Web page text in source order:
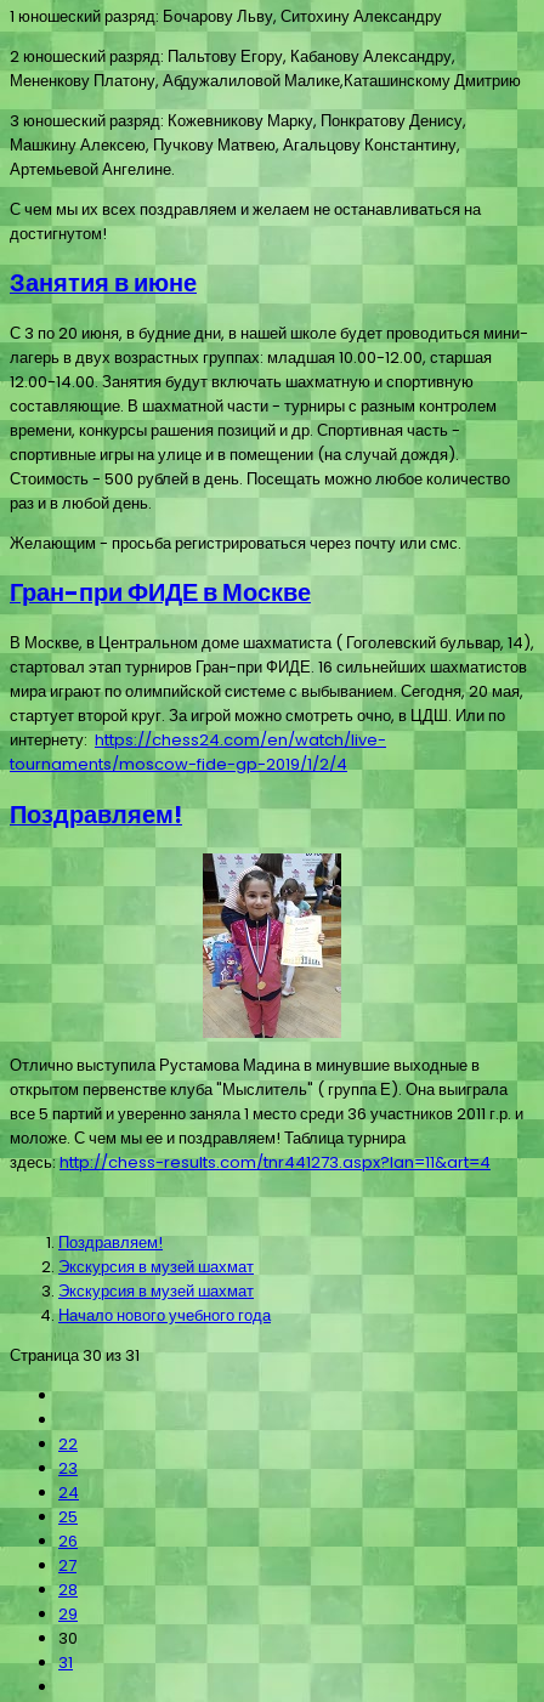
1 юношеский разряд: Бочарову Льву, Ситохину Александру
2 юношеский разряд: Пальтову Егору, Кабанову Александру,
Мененкову Платону, Абдужалиловой Малике,Каташинскому Дмитрию
3 юношеский разряд: Кожевникову Марку, Понкратову Денису,
Машкину Алексею, Пучкову Матвею, Агальцову Константину,
Артемьевой Ангелине.
С чем мы их всех поздравляем и желаем не останавливаться на
достигнутом!
Занятия в июне
С 3 по 20 июня, в будние дни, в нашей школе будет проводиться мини-
лагерь в двух возрастных группах: младшая 10.00-12.00, старшая
12.00-14.00. Занятия будут включать шахматную и спортивную
составляющие. В шахматной части - турниры с разным контролем
времени, конкурсы рашения позиций и др. Спортивная часть -
спортивные игры на улице и в помещении (на случай дождя).
Стоимость - 500 рублей в день. Посещать можно любое количество
раз и в любой день.
Желающим - просьба регистрироваться через почту или смс.
Гран-при ФИДЕ в Москве
В Москве, в Центральном доме шахматиста ( Гоголевский бульвар, 14),
стартовал этап турниров Гран-при ФИДЕ. 16 сильнейших шахматистов
мира играют по олимпийской системе с выбыванием. Сегодня, 20 мая,
стартует второй круг. За игрой можно смотреть очно, в ЦДШ. Или по
интернету: https://chess24.com/en/watch/live-
tournaments/moscow-fide-gp-2019/1/2/4
Поздравляем!
Отлично выступила Рустамова Мадина в минувшие выходные в
открытом первенстве клуба "Мыслитель" ( группа Е). Она выиграла
все 5 партий и уверенно заняла 1 место среди 36 участников 2011 г.р. и
моложе. С чем мы ее и поздравляем! Таблица турнира
здесь:http://chess-results.com/tnr441273.aspx?lan=11&art=4
Поздравляем!
Экскурсия в музей шахмат
Экскурсия в музей шахмат
Начало нового учебного года
Страница 30 из 31
22
23
24
25
26
27
28
29
30
31